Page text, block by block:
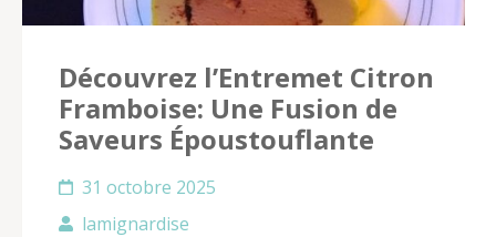
Découvrez l’Entremet Citron
Framboise: Une Fusion de
Saveurs Époustouflante
31 octobre 2025
lamignardise